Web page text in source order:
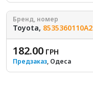
Бренд, номер
Toyota, 8535360110A2
182.00 ГРН
Предзаказ, Одеса